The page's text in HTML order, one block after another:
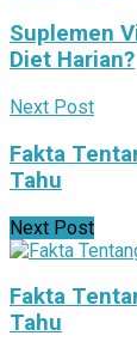
Suplemen
Diet Harian?
Next Post
Fakta
Tahu
Next Post
Fakta
Tahu